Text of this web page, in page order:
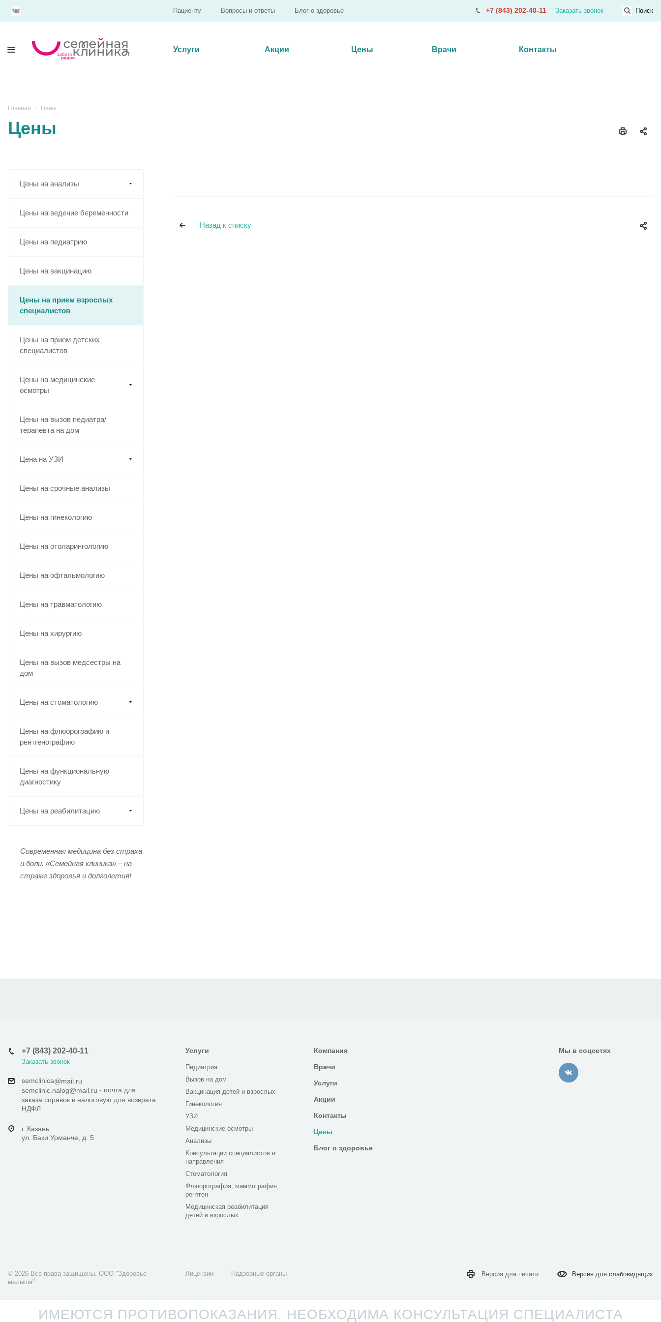
Поиск
Пациенту Вопросы и ответы Блог о здоровье +7 (843) 202-40-11 Заказать звонок
Услуги Акции Цены Врачи Контакты
Главная Цены
Цены
Цены на анализы
Цены на ведение беременности
Цены на педиатрию
Цены на вакцинацию
Цены на прием взрослых
специалистов
Цены на прием детских
специалистов
Цены на медицинские
осмотры
Цены на вызов педиатра/
терапевта на дом
Цена на УЗИ
Цены на срочные анализы
Цены на гинекологию
Цены на отоларингологию
Цены на офтальмологию
Цены на травматологию
Цены на хирургию
Цены на вызов медсестры на
дом
Цены на стоматологию
Цены на флюорографию и
рентгенографию
Цены на функциональную
диагностику
Цены на реабилитацию
Современная медицина без страха
и боли. «Семейная клиника» – на
страже здоровья и долголетия!
Назад к списку
+7 (843) 202-40-11
Заказать звонок
semclinica@mail.ru
semclinic.nalog@mail.ru - почта для
заказа справок в налоговую для возврата
НДФЛ
г. Казань
ул. Баки Урманче, д. 5
Услуги
Педиатрия
Вызов на дом
Вакцинация детей и взрослых
Гинекология
УЗИ
Медицинские осмотры
Анализы
Консультации специалистов и
направления
Стоматология
Флюорография, маммография,
рентген
Медицинская реабилитация
детей и взрослых
Компания
Врачи
Услуги
Акции
Контакты
Цены
Блог о здоровье
Мы в соцсетях
© 2026 Все права защищены. ООО "Здоровье
малыша"
Версия для слабовидящих
Версия для печати
Лицензии Надзорные органы
ИМЕЮТСЯ ПРОТИВОПОКАЗАНИЯ. НЕОБХОДИМА КОНСУЛЬТАЦИЯ СПЕЦИАЛИСТА